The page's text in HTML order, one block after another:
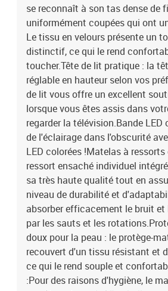
à ciseauxLa livraison contient :1 x cadre
matelas1 x surmatelas2 x bande à LED
se reconnaît à son tas dense de
uniformément coupées qui ont
Le tissu en velours présente un
distinctif, ce qui le rend
toucher.Tête de lit pratique : la
réglable en hauteur selon vos
de lit vous offre un excellent
lorsque vous êtes assis dans
regarder la télévision.Bande LED
de l'éclairage dans l'obscurité
LED colorées !Matelas à ressorts
ressort ensaché individuel
sa très haute qualité tout en
niveau de durabilité et
absorber efficacement le bruit
par les sauts et les
doux pour la peau : le protège-
recouvert d'un tissu résistant et
ce qui le rend souple et
:Pour des raisons d'hygiène, le